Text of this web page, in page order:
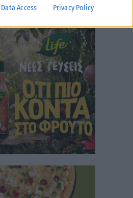
Data Access Privacy Policy